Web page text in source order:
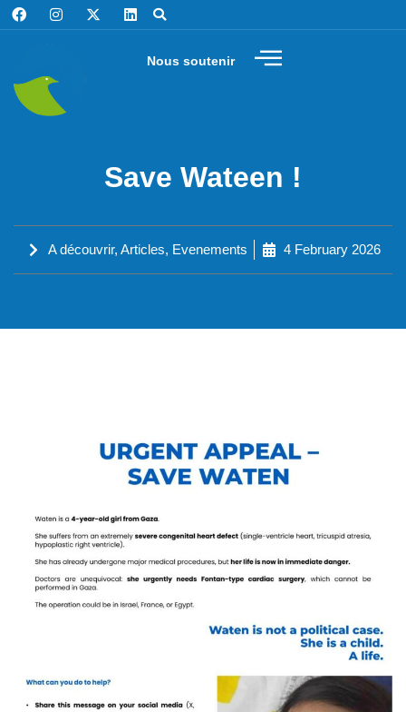
Nous soutenir
Save Wateen !
A découvrir, Articles, Evenements 4 February 2026